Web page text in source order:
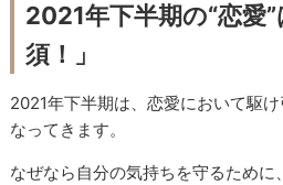
2021年下半期の“恋愛
須！」
2021年下半期は、恋愛において駆
なってきます。
なぜなら自分の気持ちを守るために